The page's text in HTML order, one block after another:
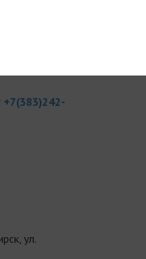
нитей?
+7(383)242-
ул.